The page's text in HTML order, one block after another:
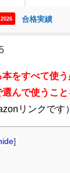
2026 合格実績
をすべて使
んで使うこ
リンクです）
]